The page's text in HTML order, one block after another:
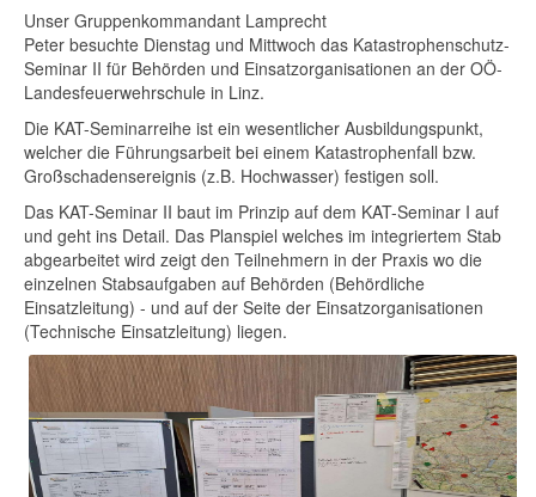
Unser Gruppenkommandant Lamprecht
Peter besuchte Dienstag und Mittwoch das Katastrophenschutz-
Seminar II für Behörden und Einsatzorganisationen an der OÖ-
Landesfeuerwehrschule in Linz.
Die KAT-Seminarreihe ist ein wesentlicher Ausbildungspunkt,
welcher die Führungsarbeit bei einem Katastrophenfall bzw.
Großschadensereignis (z.B. Hochwasser) festigen soll.
Das KAT-Seminar II baut im Prinzip auf dem KAT-Seminar I auf
und geht ins Detail. Das Planspiel welches im integriertem Stab
abgearbeitet wird zeigt den Teilnehmern in der Praxis wo die
einzelnen Stabsaufgaben auf Behörden (Behördliche
Einsatzleitung) - und auf der Seite der Einsatzorganisationen
(Technische Einsatzleitung) liegen.